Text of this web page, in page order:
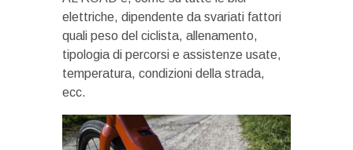
elettriche, dipendente da svariati fattori
quali peso del ciclista, allenamento,
tipologia di percorsi e assistenze usate,
temperatura, condizioni della strada,
ecc.